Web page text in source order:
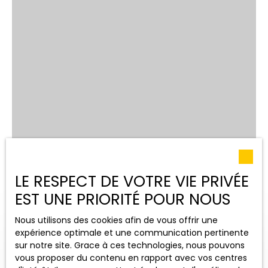
OUVRIR LA RECHERCHE
LE RESPECT DE VOTRE VIE PRIVÉE
EST UNE PRIORITÉ POUR NOUS
Nous utilisons des cookies afin de vous offrir une
expérience optimale et une communication pertinente
sur notre site. Grace à ces technologies, nous pouvons
vous proposer du contenu en rapport avec vos centres